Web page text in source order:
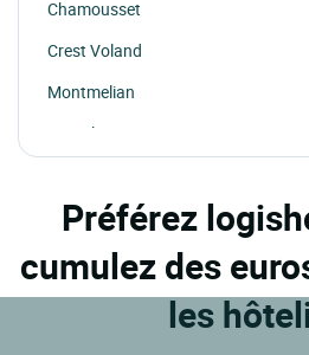
Chamousset
Crest Voland
Montmelian
St Sorlin D'arves
Trevignin
Valloire
Viviers Du Lac
Préférez
cumulez des
les